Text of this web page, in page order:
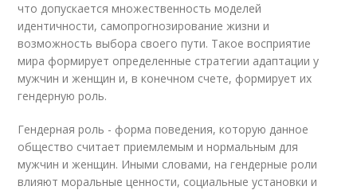
что допускается множественность моделей
идентичности, самопрогнозирование жизни и
возможность выбора своего пути. Такое восприятие
мира формирует определенные стратегии адаптации у
мужчин и женщин и, в конечном счете, формирует их
гендерную роль.
Гендерная роль - форма поведения, которую данное
общество считает приемлемым и нормальным для
мужчин и женщин. Иными словами, на гендерные роли
влияют моральные ценности, социальные установки и